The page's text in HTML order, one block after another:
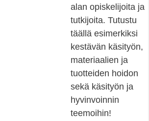
alan opiskelijoita ja
tutkijoita. Tutustu
täällä esimerkiksi
kestävän käsityön,
materiaalien ja
tuotteiden hoidon
sekä käsityön ja
hyvinvoinnin
teemoihin!